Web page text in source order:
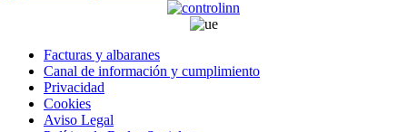
Facturas y albaranes
Canal de información y cumplimiento
Privacidad
Cookies
Aviso Legal